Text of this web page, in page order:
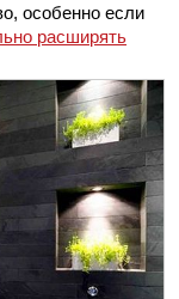
особенно если
расширять